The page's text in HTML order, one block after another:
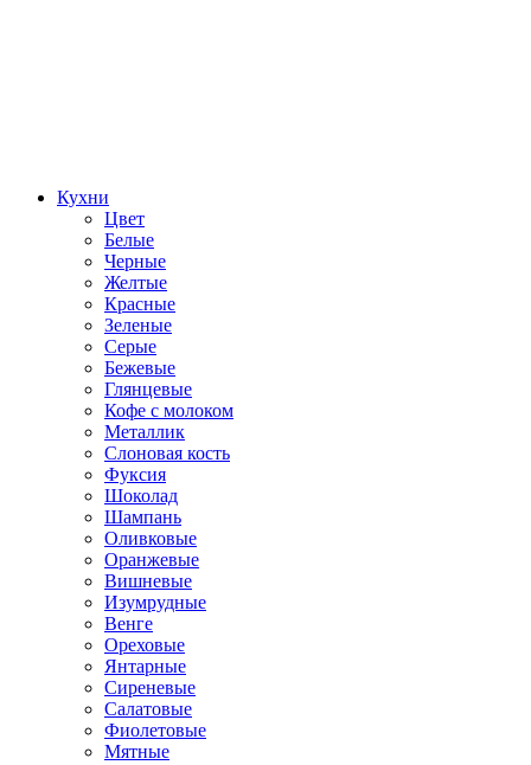
Кухни
Цвет
Белые
Черные
Желтые
Красные
Зеленые
Серые
Бежевые
Глянцевые
Кофе с молоком
Металлик
Слоновая кость
Фуксия
Шоколад
Шампань
Оливковые
Оранжевые
Вишневые
Изумрудные
Венге
Ореховые
Янтарные
Сиреневые
Салатовые
Фиолетовые
Мятные